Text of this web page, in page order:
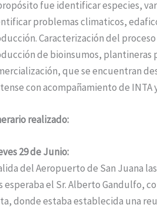
fue identificar especies,
problemas climaticos,
Caracterización del
de bioinsumos, plantineras
que se encuentran
con acompañamiento de INTA
realizado:
29 de Junio:
del Aeropuerto de San Juana las
esperaba el Sr. Alberto Gandulfo,
donde estaba establecida una